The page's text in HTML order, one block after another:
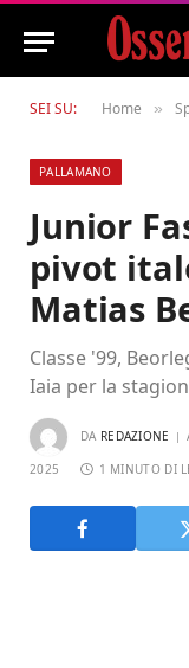
SEI SU: Home »
PALLAMANO
Junior
pivot
Matias
Classe '99,
Iaia per la
DA REDAZIONE
2025 1 MINUTO DI